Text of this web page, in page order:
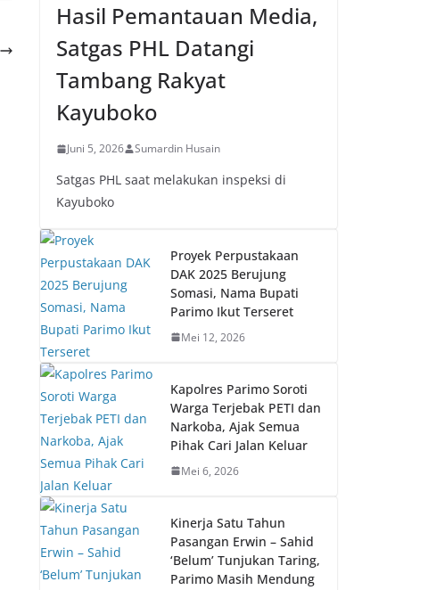
Hasil Pemantauan Media,
Satgas PHL Datangi
Tambang Rakyat
Kayuboko
Juni 5, 2026 Sumardin Husain
Satgas PHL saat melakukan inspeksi di
Kayuboko
Proyek Perpustakaan
DAK 2025 Berujung
Somasi, Nama Bupati
Parimo Ikut Terseret
Mei 12, 2026
Kapolres Parimo Soroti
Warga Terjebak PETI dan
Narkoba, Ajak Semua
Pihak Cari Jalan Keluar
Mei 6, 2026
Kinerja Satu Tahun
Pasangan Erwin – Sahid
‘Belum’ Tunjukan Taring,
Parimo Masih Mendung